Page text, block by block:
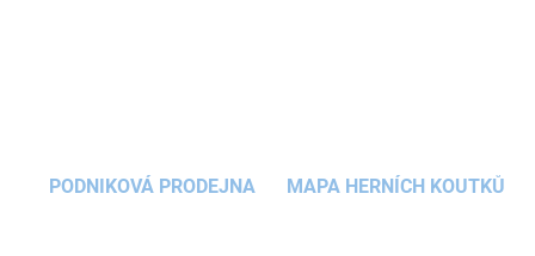
PODNIKOVÁ PRODEJNA MAPA HERNÍCH KOUTKŮ